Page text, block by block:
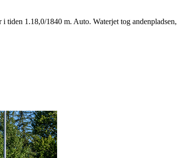
tiden 1.18,0/1840 m. Auto. Waterjet tog andenpladsen,